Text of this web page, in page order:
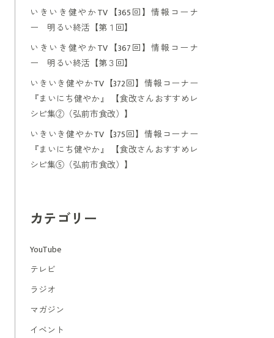
いきいき健やかTV【365回】情報コーナ
ー 明るい終活【第１回】
いきいき健やかTV【367回】情報コーナ
ー 明るい終活【第３回】
いきいき健やかTV【372回】情報コーナー
『まいにち健やか』 【食改さんおすすめレ
シピ集②（弘前市食改）】
いきいき健やかTV【375回】情報コーナー
『まいにち健やか』 【食改さんおすすめレ
シピ集⑤（弘前市食改）】
カテゴリー
YouTube
テレビ
ラジオ
マガジン
イベント